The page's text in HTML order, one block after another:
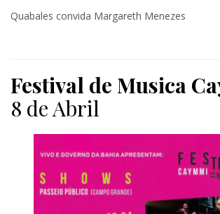
Quabales convida Margareth Menezes
Festival de Musica
8 de Abril